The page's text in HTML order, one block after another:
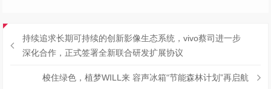
持续追求长期可持续的创新影像生态系统，vivo蔡司进一步
深化合作，正式签署全新联合研发扩展协议
梭住绿色，植梦WILL来 容声冰箱“节能森林计划”再启航